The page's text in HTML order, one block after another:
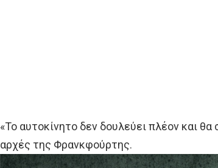
«Το αυτοκίνητο δεν δουλεύει πλέον και
αρχές της Φρανκφούρτης.